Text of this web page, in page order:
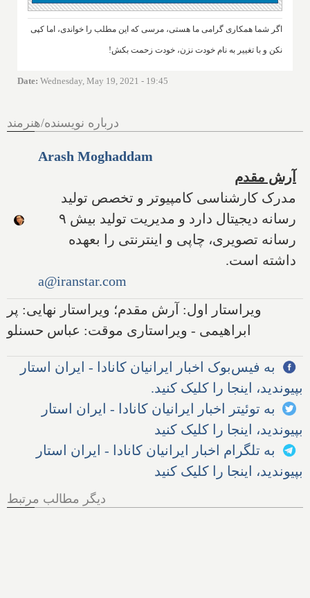
اگر شما همکاری گرامی ما هستی، مرسی که این مطلب را خواندی، اما کپی
نکن و با تغییر به نام خودت نزن، خودت زحمت بکش!
Date: Wednesday, May 19, 2021 - 19:45
درباره نویسنده/هنرمند
Arash Moghaddam
آرش مقدم
مدرک کارشناسی کامپیوتر و تخصص تولید
رسانه دیجیتال دارد و مدیریت تولید بیش ۹
رسانه تصویری، چاپی و اینترنتی را بعهده
داشته است.
a@iranstar.com
ویراستار اول: آرش مقدم؛ ویراستار نهایی: پر
ابراهیمی - ویراستاری موقت: عباس حسنلو
به فیس‌بوک اخبار ایرانیان کانادا - ایران استار
بپیوندید، اینجا را کلیک کنید.
به توئیتر اخبار ایرانیان کانادا - ایران استار
بپیوندید، اینجا را کلیک کنید
به تلگرام اخبار ایرانیان کانادا - ایران استار
بپیوندید، اینجا را کلیک کنید
دیگر مطالب مرتبط